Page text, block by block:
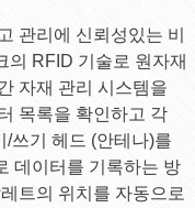
관리에 신뢰성있는 비
의 RFID 기술로 원자재
자재 관리 시스템을
목록을 확인하고 각
/쓰기 헤드 (안테나)를
데이터를 기록하는 방
트의 위치를 자동으로